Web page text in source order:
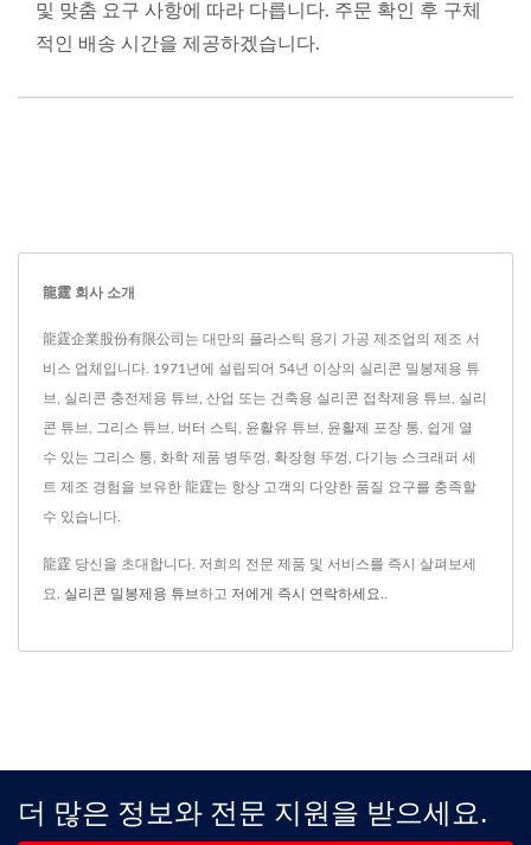
및 맞춤 요구 사항에 따라 다릅니다. 주문 확인 후 구체
적인 배송 시간을 제공하겠습니다.
龍霆 회사 소개
龍霆企業股份有限公司는 대만의 플라스틱 용기 가공 제조업의 제조 서
비스 업체입니다. 1971년에 설립되어 54년 이상의 실리콘 밀봉제용 튜
브, 실리콘 충전제용 튜브, 산업 또는 건축용 실리콘 접착제용 튜브, 실리
콘 튜브, 그리스 튜브, 버터 스틱, 윤활유 튜브, 윤활제 포장 통, 쉽게 열
수 있는 그리스 통, 화학 제품 병뚜껑, 확장형 뚜껑, 다기능 스크래퍼 세
트 제조 경험을 보유한 龍霆는 항상 고객의 다양한 품질 요구를 충족할
수 있습니다.
龍霆 당신을 초대합니다. 저희의 전문 제품 및 서비스를 즉시 살펴보세
요. 실리콘 밀봉제용 튜브하고 저에게 즉시 연락하세요.
더 많은 정보와 전문 지원을 받으세요.